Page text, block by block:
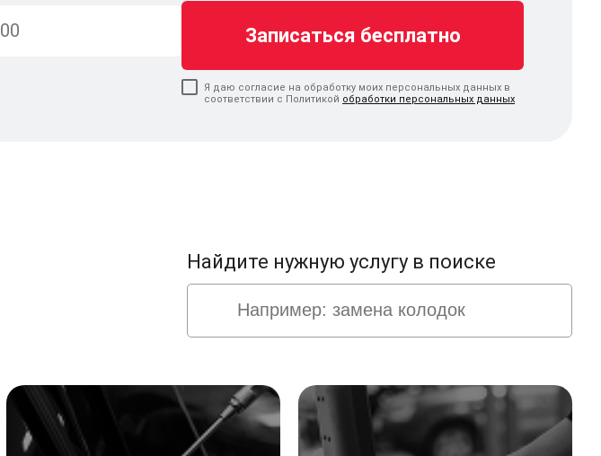
Я даю согласие на обработку моих персональных данных в
соответствии с Политикой обработки персональных данных
Найдите нужную услугу в поиске